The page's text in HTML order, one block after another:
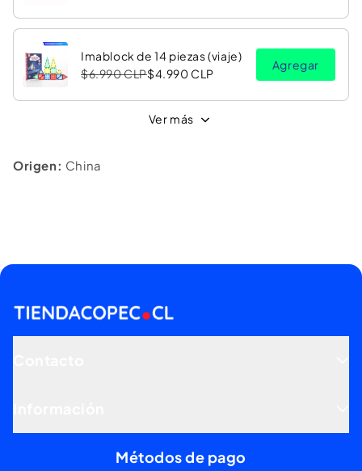
Imablock de 14 piezas (viaje)
$6.990 CLP$4.990 CLP
Agregar
Ver más
Origen: China
Métodos de pago